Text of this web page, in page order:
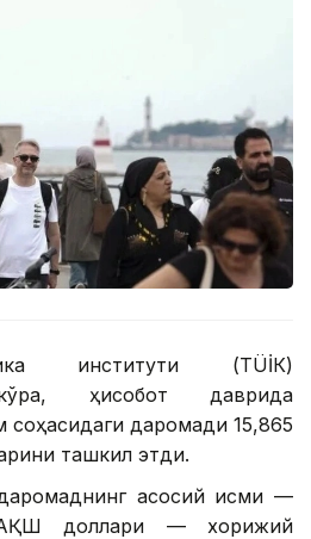
институти (ТÜİК)
ҳисобот даврида
соҳасидаги даромади 15,865
ташкил этди.
асосий қисми —
доллари — хорижий